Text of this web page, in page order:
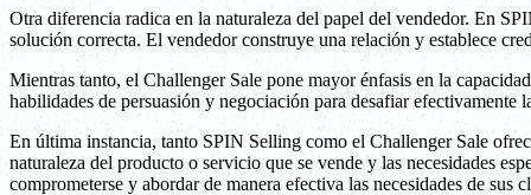
Otra diferencia radica en la naturaleza del papel del vendedor. En
solución correcta. El vendedor construye una relación y establece
Mientras tanto, el Challenger Sale pone mayor énfasis en la
habilidades de persuasión y negociación para desafiar
En última instancia, tanto SPIN Selling como el Challenger Sale
naturaleza del producto o servicio que se vende y las necesidades
comprometerse y abordar de manera efectiva las necesidades de sus